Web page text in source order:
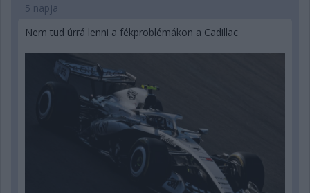
5 napja
Nem tud úrrá lenni a fékproblémákon a Cadillac